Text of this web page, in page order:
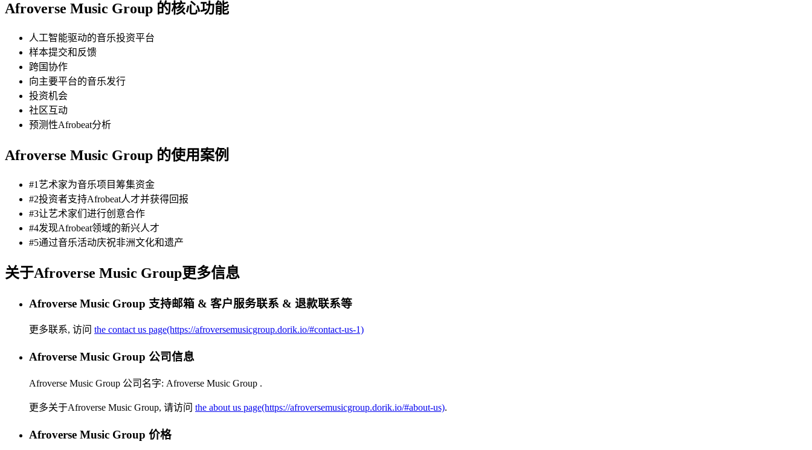
Afroverse Music Group 的核心功能
人工智能驱动的音乐投资平台
样本提交和反馈
跨国协作
向主要平台的音乐发行
投资机会
社区互动
预测性Afrobeat分析
Afroverse Music Group 的使用案例
#1艺术家为音乐项目筹集资金
#2投资者支持Afrobeat人才并获得回报
#3让艺术家们进行创意合作
#4发现Afrobeat领域的新兴人才
#5通过音乐活动庆祝非洲文化和遗产
关于Afroverse Music Group更多信息
Afroverse Music Group 支持邮箱 & 客户服务联系 & 退款联系等
更多联系, 访问 the contact us page(https://afroversemusicgroup.dorik.io/#contact-us-1)
Afroverse Music Group 公司信息
Afroverse Music Group 公司名字: Afroverse Music Group .
更多关于Afroverse Music Group, 请访问 the about us page(https://afroversemusicgroup.dorik.io/#about-us).
Afroverse Music Group 价格